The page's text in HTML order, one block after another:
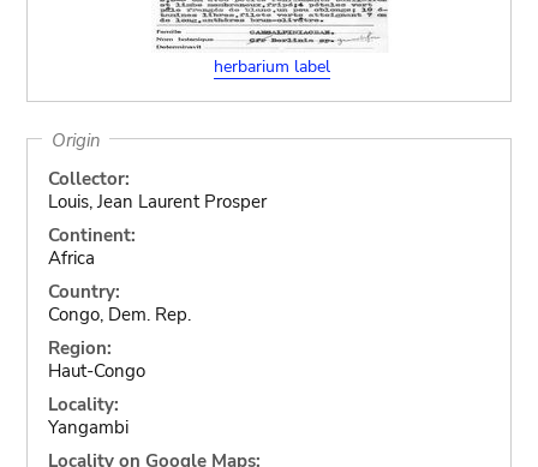
herbarium label
Origin
Collector:
Louis, Jean Laurent Prosper
Continent:
Africa
Country:
Congo, Dem. Rep.
Region:
Haut-Congo
Locality:
Yangambi
Locality on Google Maps: